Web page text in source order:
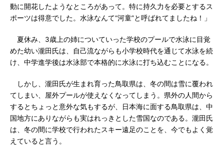
動に開花したようなところがあって。特に持久力を必要とするス
ポーツは得意でした。水泳なんて“河童”と呼ばれてましたね！」
夏休み、3歳上の姉についていった学校のプールで水泳に目覚
めた幼い瀧田氏は、自己流ながらも小学校時代を通じて水泳を続
け、中学進学後は水泳部で本格的に水泳に打ち込むことになる。
しかし、瀧田氏が生まれ育った鳥取県は、冬の間は雪に覆われ
てしまい、屋外プールが使えなくなってしまう。県外の人間から
するとちょっと意外な気もするが、日本海に面する鳥取県は、中
国地方にありながらも実はれっきとした雪国なのである。瀧田氏
は、冬の間に学校で行われたスキー遠足のことを、今でもよく覚
えていると言う。